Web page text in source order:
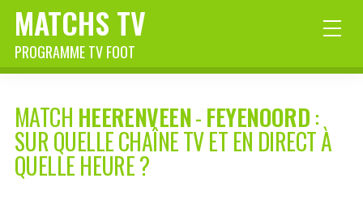
MATCHS TV
PROGRAMME TV FOOT
MATCH HEERENVEEN-FEYENOORD:
SUR QUELLE CHAÎNE TV ET EN DIRECT À
QUELLE HEURE ?